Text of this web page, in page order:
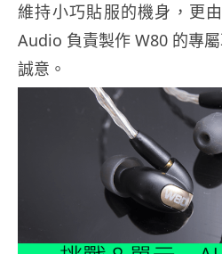
維持小巧貼服的機身，更
Audio 負責製作 W80 的專
誠意。